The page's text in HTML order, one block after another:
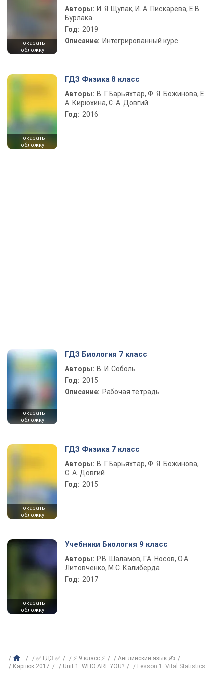
показать
обложку
Авторы: И. Я. Щупак, И. А. Пискарева, Е.В.
Бурлака
Год: 2019
Описание: Интегрированный курс
показать
обложку
ГДЗ Физика 8 класс
Авторы: В. Г. Барьяхтар, Ф. Я. Божинова, Е.
А. Кирюхина, С. А. Довгий
Год: 2016
показать
обложку
ГДЗ Биология 7 класс
Авторы: В. И. Соболь
Год: 2015
Описание: Рабочая тетрадь
показать
обложку
ГДЗ Физика 7 класс
Авторы: В. Г. Барьяхтар, Ф. Я. Божинова,
С. А. Довгий
Год: 2015
показать
обложку
Учебники Биология 9 класс
Авторы: Р.В. Шаламов, Г.А. Носов, О.А.
Литовченко, М.С. Калиберда
Год: 2017
✅ ГДЗ ✅ ⚡ 9 класс ⚡
Английский язык ✍
Карпюк 2017
Unit 1. WHO ARE YOU? Lesson 1. Vital Statistics